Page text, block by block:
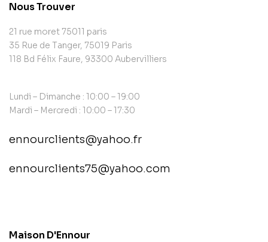
Nous Trouver
21 rue moret 75011 paris
35 Rue de Tanger, 75019 Paris
118 Bd Félix Faure, 93300 Aubervilliers
Lundi – Dimanche : 10:00 – 19:00
Mardi – Mercredi : 10:00 – 17:30
ennourclients@yahoo.fr
ennourclients75@yahoo.com
Maison D'Ennour